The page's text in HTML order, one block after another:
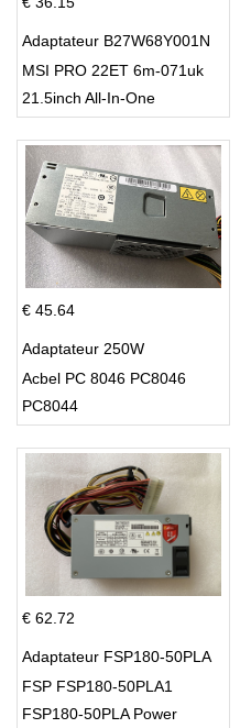
Adaptateur B27W68Y001N
MSI PRO 22ET 6m-071uk
21.5inch All-In-One
€ 45.64
Adaptateur 250W
Acbel PC 8046 PC8046
PC8044
€ 62.72
Adaptateur FSP180-50PLA
FSP FSP180-50PLA1
FSP180-50PLA Power